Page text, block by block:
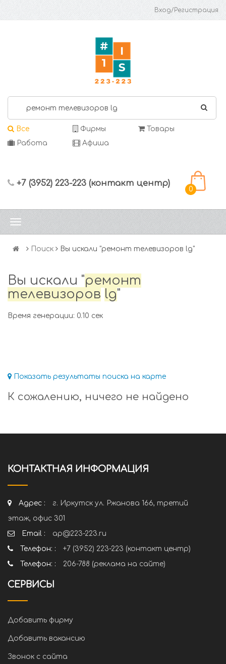
Вход/Регистрация
Все Фирмы
Товары
Работа
Афиша
+7 (3952) 223-223 (контакт центр)
0
Поиск Вы искали "ремонт телевизоров lg"
Вы искали "ремонт
телевизоров lg"
Время генерации: 0.10 сек
Показать результаты поиска на карте
К сожалению, ничего не найдено
КОНТАКТНАЯ ИНФОРМАЦИЯ
Адрес :
г. Иркутск ул. Ржанова 166, третий
этаж, офис 301
Email :
ap@223-223.ru
Телефон: :
+7 (3952) 223-223 (контакт центр)
Телефон: :
206-788 (реклама на сайте)
СЕРВИСЫ
Добавить фирму
Добавить вакансию
Звонок с сайта